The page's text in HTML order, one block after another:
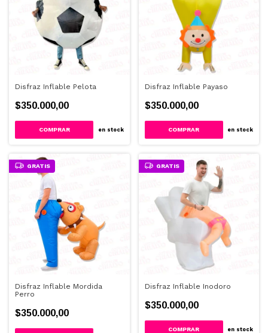
Disfraz Inflable Pelota
$350.000,00
en stock
Disfraz Inflable Payaso
$350.000,00
en stock
GRATIS
Disfraz Inflable Mordida
Perro
$350.000,00
GRATIS
Disfraz Inflable Inodoro
$350.000,00
en stock